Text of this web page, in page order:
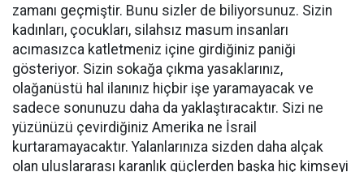
zamanı geçmiştir. Bunu sizler de biliyorsunuz. Sizin
kadınları, çocukları, silahsız masum insanları
acımasızca katletmeniz içine girdiğiniz paniği
gösteriyor. Sizin sokağa çıkma yasaklarınız,
olağanüstü hal ilanınız hiçbir işe yaramayacak ve
sadece sonunuzu daha da yaklaştıracaktır. Sizi ne
yüzünüzü çevirdiğiniz Amerika ne İsrail
kurtaramayacaktır. Yalanlarınıza sizden daha alçak
olan uluslararası karanlık güçlerden başka hiç kimseyi